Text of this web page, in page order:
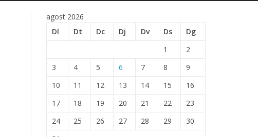
agost 2026
Dl
Dt Dc Dj Dv Ds
Dg
1
2
3
4 5 6 7 8
9
10
11 12 13 14 15
16
17
18 19 20 21 22
23
24
25 26 27 28 29
30